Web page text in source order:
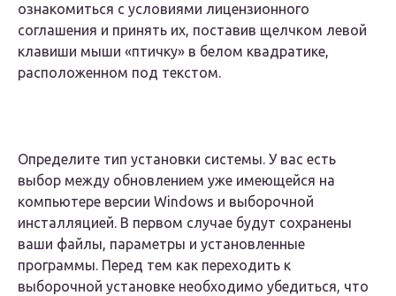
ознакомиться с условиями лицензионного
соглашения и принять их, поставив щелчком левой
клавиши мыши «птичку» в белом квадратике,
расположенном под текстом.
Определите тип установки системы. У вас есть
выбор между обновлением уже имеющейся на
компьютере версии Windows и выборочной
инсталляцией. В первом случае будут сохранены
ваши файлы, параметры и установленные
программы. Перед тем как переходить к
выборочной установке необходимо убедиться, что